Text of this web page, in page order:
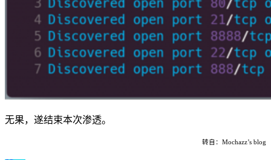
无果，遂结束本次渗透。
转自：Mochazz’s blog